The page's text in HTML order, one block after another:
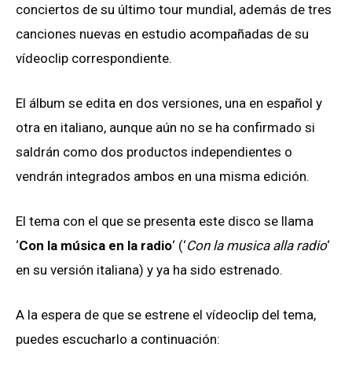
conciertos de su último tour mundial, además de tres
canciones nuevas en estudio acompañadas de su
vídeoclip correspondiente.
El álbum se edita en dos versiones, una en español y
otra en italiano, aunque aún no se ha confirmado si
saldrán como dos productos independientes o
vendrán integrados ambos en una misma edición.
El tema con el que se presenta este disco se llama
‘Con la música en la radio‘ (‘Con la musica alla radio‘
en su versión italiana) y ya ha sido estrenado.
A la espera de que se estrene el vídeoclip del tema,
puedes escucharlo a continuación: